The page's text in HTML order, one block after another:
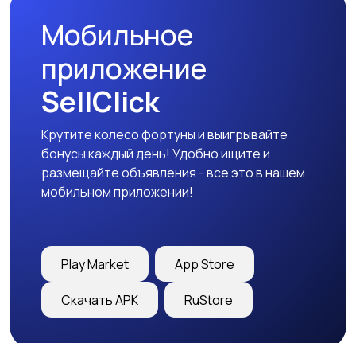
Мобильное
приложение
SellClick
Крутите колесо фортуны и выигрывайте
бонусы каждый день! Удобно ищите и
размещайте объявления - все это в нашем
мобильном приложении!
Play Market App Store
Скачать APK RuStore